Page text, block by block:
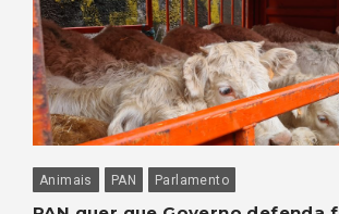
Animais PAN Parlamento